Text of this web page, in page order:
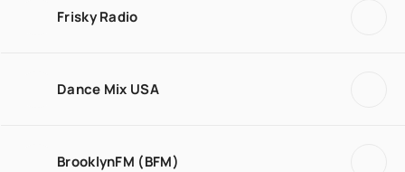
Frisky Radio
Dance Mix USA
BrooklynFM (BFM)